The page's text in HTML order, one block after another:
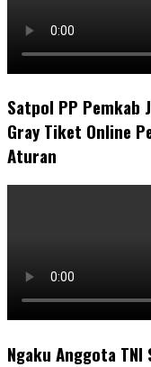
Satpol PP Pemkab
Gray Tiket Online
Aturan
Ngaku Anggota